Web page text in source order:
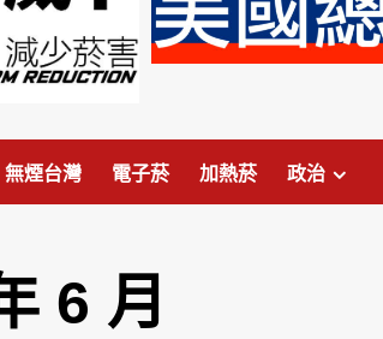
無煙台灣 電子菸 加熱菸 政治
6 月